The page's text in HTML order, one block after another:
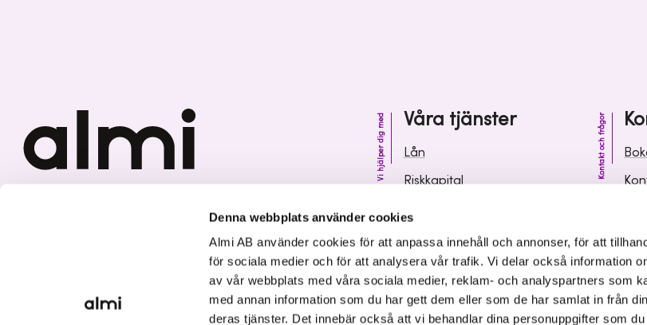
Denna webbplats använder cookies
Almi AB använder cookies för att anpassa innehåll och annonser, för att
för sociala medier och för att analysera vår trafik. Vi delar också information
av vår webbplats med våra sociala medier, reklam- och analyspartners som
med annan information som du har gett dem eller som de har samlat in från
deras tjänster. Det innebär också att vi behandlar dina personuppgifter som
Våra tjänster
Vi hjälper dig med
Lån
Riskkapital
Kunskap och inspiration
Kontakt och frågor